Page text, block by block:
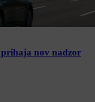
prihaja nov nadzor